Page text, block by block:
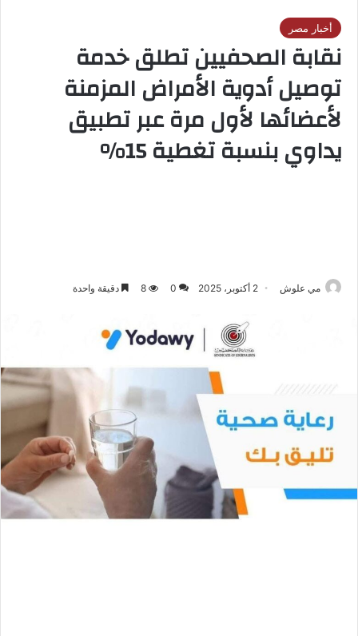
أخبار مصر
نقابة الصحفيين تطلق خدمة
توصيل أدوية الأمراض المزمنة
لأعضائها لأول مرة عبر تطبيق
يداوي بنسبة تغطية 15%
مي علوش 2 أكتوبر، 2025 0
8 دقيقة واحدة